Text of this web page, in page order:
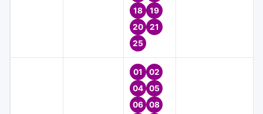
18
19
20
21
25
01
02
04
05
06
08